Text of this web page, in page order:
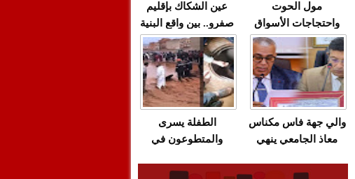
عين الشكاك بإقليم
صفرو.. بين واقع البنية
التحتية المهترئة
والحملات الانتخابية
المبكرة(فيديو)
مول الحوت
واحتجاجات الأسواق
الأسبوعية/الاحتقان
الصامت والتراشق
بـ"الصناديق"/أخنوش
يرد بالصمت المريب
الطفلة يسرى
والمتطوعون في
وقنوات صرف صحي
والي جهة فاس مكناس
معاذ الجامعي ينهي
والعمال مع شركة